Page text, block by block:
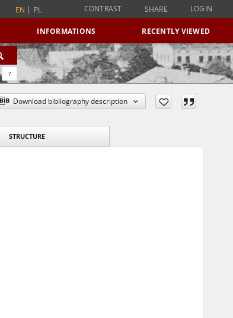
EN PL CONTRAST SHARE LOGIN
INFORMATIONS RECENTLY VIEWED
?
Download bibliography description
STRUCTURE